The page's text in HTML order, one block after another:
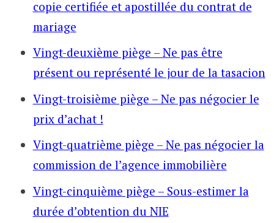
copie certifiée et apostillée du contrat de
mariage
Vingt-deuxième piège – Ne pas être
présent ou représenté le jour de la tasacion
Vingt-troisième piège – Ne pas négocier le
prix d’achat !
Vingt-quatrième piège – Ne pas négocier la
commission de l’agence immobilière
Vingt-cinquième piège – Sous-estimer la
durée d’obtention du NIE